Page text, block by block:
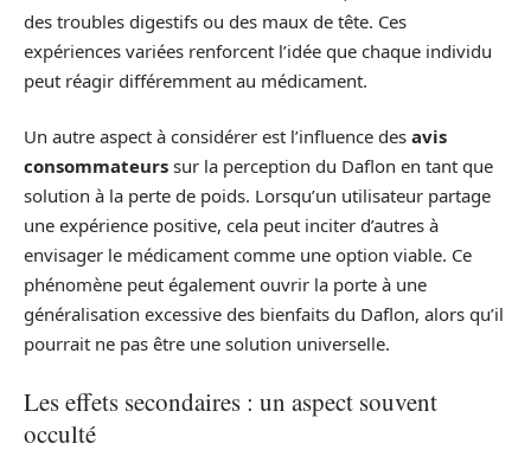
des troubles digestifs ou des maux de tête. Ces
expériences variées renforcent l’idée que chaque individu
peut réagir différemment au médicament.
Un autre aspect à considérer est l’influence des avis
consommateurs sur la perception du Daflon en tant que
solution à la perte de poids. Lorsqu’un utilisateur partage
une expérience positive, cela peut inciter d’autres à
envisager le médicament comme une option viable. Ce
phénomène peut également ouvrir la porte à une
généralisation excessive des bienfaits du Daflon, alors qu’il
pourrait ne pas être une solution universelle.
Les effets secondaires : un aspect souvent
occulté